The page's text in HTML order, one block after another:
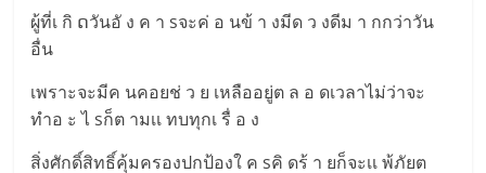
ผู้ที่เ กิ ດวันอั ง ค า sจะค่ อ นข้ า งมีด ว งดีม า กกว่าวัน
อื่น
เพราะจะมีค นคอยช่ ว ย เหลืออยู่ต ล อ ดเวลาไม่ว่าจะ
ทำอ ะ ไ sก็ต ามเเ ทบทุกเ รื่ อ ง
สิ่งศักดิ์สิทธิ์คุ้มครองปกป้องใ ค sคิ ดร้ า ยก็จะเเ พ้ภัยต